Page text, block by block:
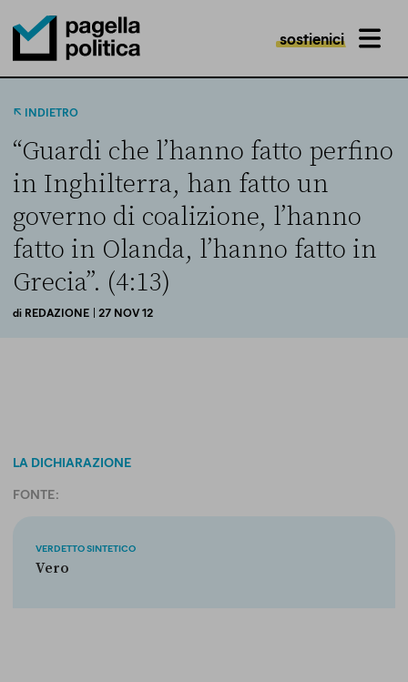
Pagella Politica Logo
sostienici MENU
INDIETRO
“Guardi che l’hanno fatto perfino
in Inghilterra, han fatto un
governo di coalizione, l’hanno
fatto in Olanda, l’hanno fatto in
Grecia”. (4:13)
di REDAZIONE | 27 NOV 12
LA DICHIARAZIONE
FONTE:
VERDETTO SINTETICO
Vero